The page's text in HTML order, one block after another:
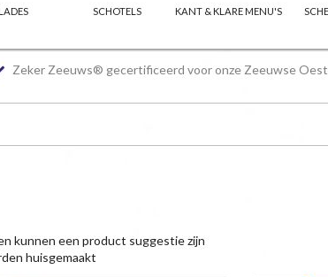
SCHOTELS KANT & KLARE MENU'S
Zeker Zeeuws® gecertificeerd voor onze Zeeuwse
kunnen een product suggestie zijn
huisgemaakt